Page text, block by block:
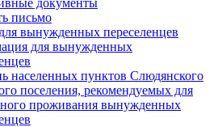
документы
письмо
вынужденных переселенцев
для вынужденных
населенных пунктов Слюдянского
поселения, рекомендуемых для
проживания вынужденных